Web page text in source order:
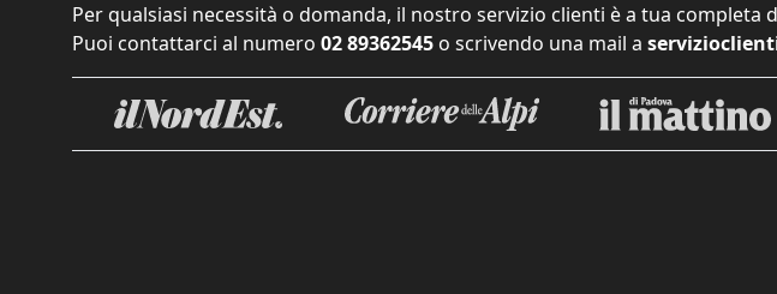
Per qualsiasi necessità o domanda, il nostro servizio clienti è a tua completa
Puoi contattarci al numero 02 89362545 o scrivendo una mail a